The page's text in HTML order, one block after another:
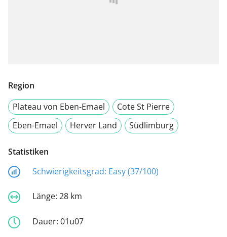
Region
Plateau von Eben-Emael
Cote St Pierre
Eben-Emael
Herver Land Südlimburg
Statistiken
Schwierigkeitsgrad: Easy (37/100)
Länge: 28 km
Dauer: 01u07